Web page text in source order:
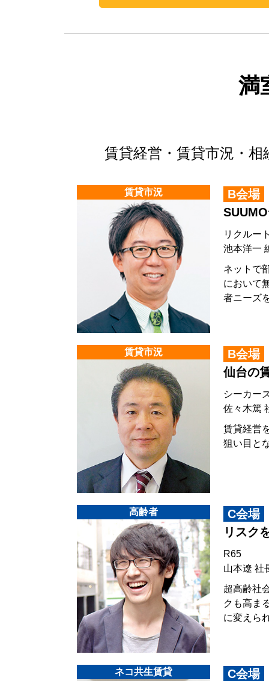
満
賃貸経営・賃貸市況・
賃貸市況
B会場
リクルー
池本洋一
ネットで
において
者ニーズ
賃貸市況
B会場
仙台の
シーカー
佐々木篤
賃貸経営
狙い目と
高齢者
C会場
リスク
R65
山本遼 社
超高齢社
クも高ま
に変えら
ネコ共生賃貸
C会場